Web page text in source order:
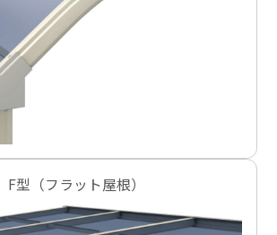
F型（フラット屋根）